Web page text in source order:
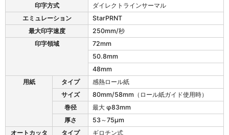
の
印字方式
ダイレクトラインサーマル
エミュレーション
StarPRNT
最大印字速度
250mm/秒
印字領域
72mm
50.8mm
48mm
用紙
タイプ
感熱ロール紙
サイズ
80mm/58mm（ロール紙ガイド使用時）
巻径
最大 φ83mm
厚さ
53～75μm
オートカッタ
タイプ
ギロチン式